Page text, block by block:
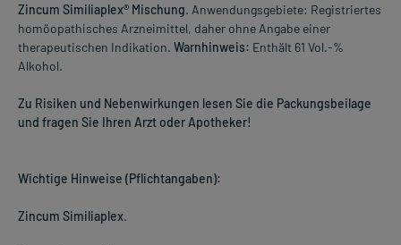
Zincum Similiaplex® Mischung. Anwendungsgebiete: Registriertes
homöopathisches Arzneimittel, daher ohne Angabe einer
therapeutischen Indikation. Warnhinweis: Enthält 61 Vol.-%
Alkohol.
Zu Risiken und Nebenwirkungen lesen Sie die Packungsbeilage
und fragen Sie Ihren Arzt oder Apotheker!
Wichtige Hinweise (Pflichtangaben):
Zincum Similiaplex.